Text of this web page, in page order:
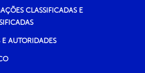
CLASSIFICADAS E
E AUTORIDADES